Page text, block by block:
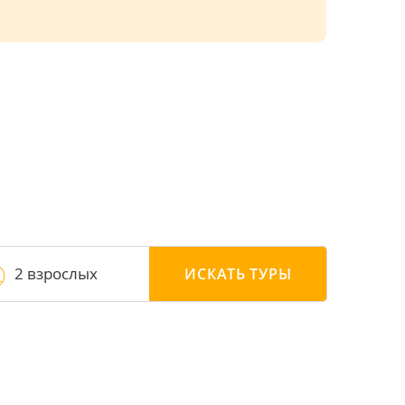
2 взрослых ИСКАТЬ ТУРЫ